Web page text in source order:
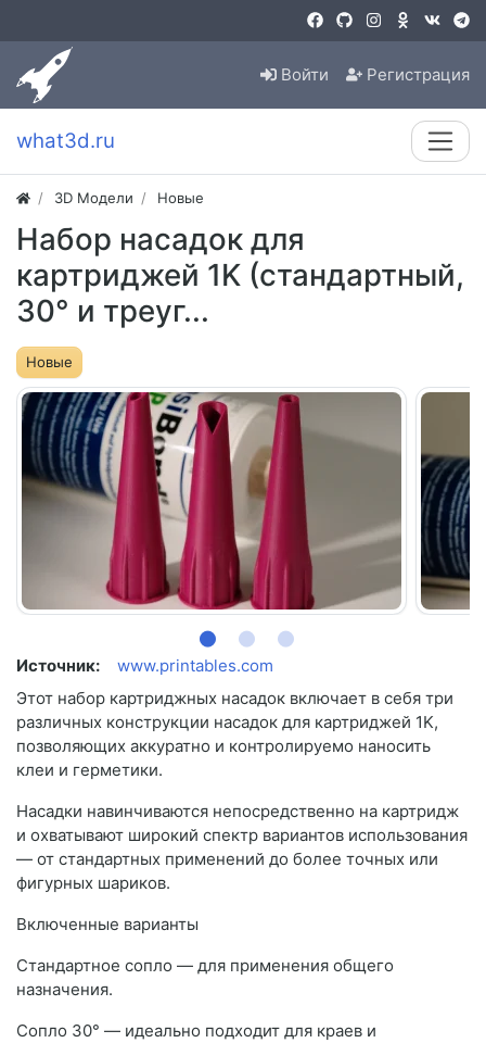
Войти Регистрация
what3d.ru
3D Модели Новые
Набор насадок для
картриджей 1K (стандартный,
30° и треуг...
Новые
Источник:
www.printables.com
Этот набор картриджных насадок включает в себя три
различных конструкции насадок для картриджей 1K,
позволяющих аккуратно и контролируемо наносить
клеи и герметики.
Насадки навинчиваются непосредственно на картридж
и охватывают широкий спектр вариантов использования
— от стандартных применений до более точных или
фигурных шариков.
Включенные варианты
Стандартное сопло — для применения общего
назначения.
Сопло 30° — идеально подходит для краев и